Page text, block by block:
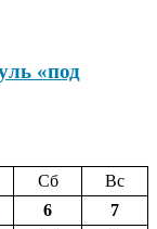
«под
Сб
Вс
6
7